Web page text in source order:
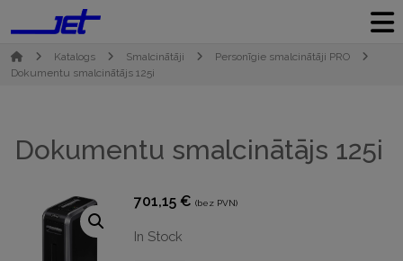
Katalogs Smalcinātāji
Personīgie smalcinātāji PRO
Dokumentu smalcinātājs 125i
Dokumentu smalcinātājs 125i
701,15€ (bez PVN)
In Stock